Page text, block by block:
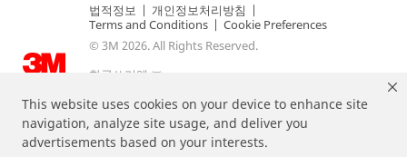
This website uses cookies on your device to enhance site
navigation, analyze site usage, and deliver you
advertisements based on your interests.
법적정보 | 개인정보처리방침 |
Terms and Conditions | Cookie Preferences
© 3M 2026. All Rights Reserved.
한국쓰리엠 ㈜
주소: 서울특별시 영등포구 의사당대로 82, 21층 | 대표전
화: 080-033-4114.